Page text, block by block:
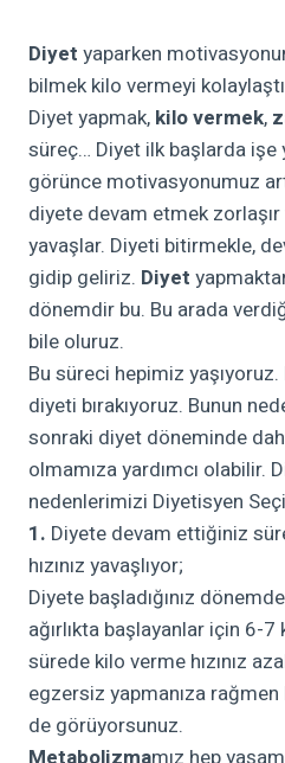
Diyet yaparken
bilmek kilo vermeyi
Diyet yapmak, kilo vermek,
süreç… Diyet ilk başlarda işe
görünce motivasyonumuz
diyete devam etmek zorlaşır
yavaşlar. Diyeti bitirmekle,
gidip geliriz. Diyet
dönemdir bu. Bu arada
bile oluruz.
Bu süreci hepimiz yaşıyoruz.
diyeti bırakıyoruz. Bunun
sonraki diyet döneminde
olmamıza yardımcı olabilir.
nedenlerimizi Diyetisyen
1. Diyete devam ettiğiniz
hızınız yavaşlıyor;
Diyete başladığınız
ağırlıkta başlayanlar için 6-
sürede kilo verme hızınız
egzersiz yapmanıza
de görüyorsunuz.